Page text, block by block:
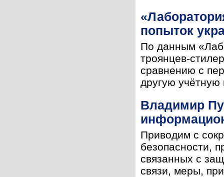
попыток
По данным
троянцев-
сравнению с
другую
Владимир
Приводим с
безопасности,
связанных с
связи, меры,